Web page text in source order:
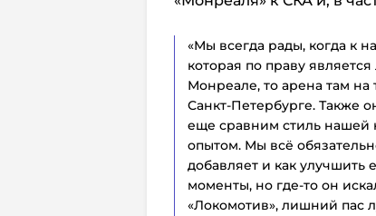
«Мы всегда рады, когда к
которая по праву
Монреале, то арена там на
Санкт‑Петербурге. Также
еще сравним стиль нашей
опытом. Мы всё
добавляет и как
моменты, но где‑то он
«Локомотив», лишний пас